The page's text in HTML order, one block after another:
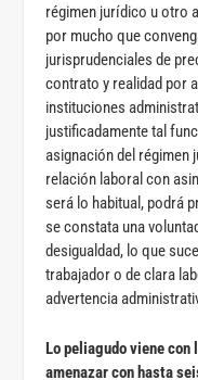
régimen jurídico u otro
por mucho que
jurisprudenciales de
contrato y realidad por
instituciones
justificadamente tal
asignación del régimen
relación laboral con
será lo habitual, podrá
se constata una
desigualdad, lo que
trabajador o de clara
advertencia
Lo peliagudo viene
amenazar con hasta